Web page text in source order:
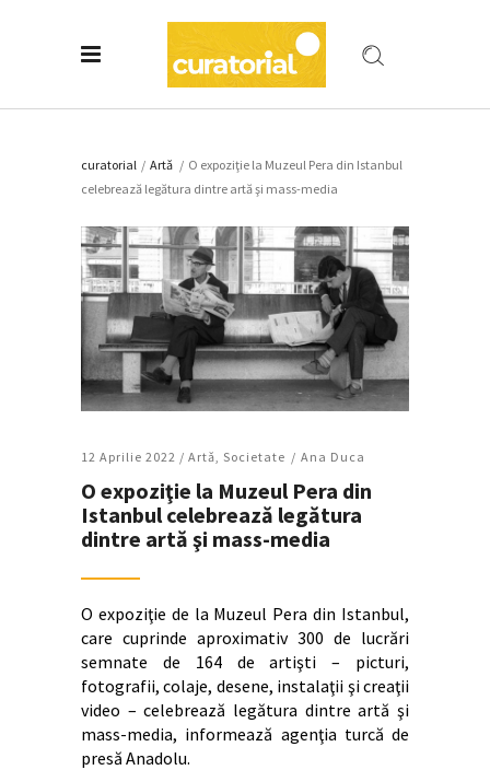
curatorial / Artǎ / O expoziţie la Muzeul Pera din Istanbul
celebrează legătura dintre artă şi mass-media
12 Aprilie 2022 / Artǎ Societate Ana Duca
O expoziţie la Muzeul Pera din
Istanbul celebrează legătura
dintre artă şi mass-media
O expoziţie de la Muzeul Pera din Istanbul,
care cuprinde aproximativ 300 de lucrări
semnate de 164 de artişti – picturi,
fotografii, colaje, desene, instalaţii şi creaţii
video – celebrează legătura dintre artă şi
mass-media, informează agenţia turcă de
presă Anadolu.